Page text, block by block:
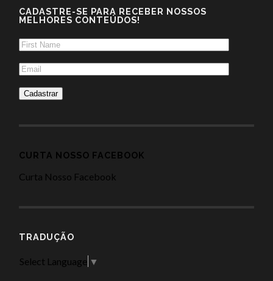
CADASTRE-SE PARA RECEBER NOSSOS
MELHORES CONTEÚDOS!
CURTA NOSSO FACEBOOK
Curta Nosso Facebook
TRADUÇÃO
Select Language ▼